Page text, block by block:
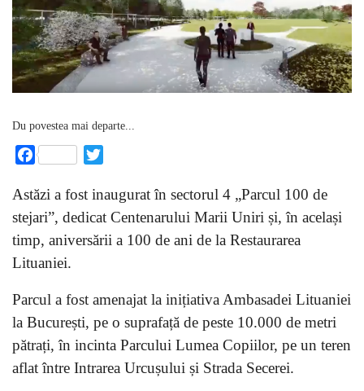
Du povestea mai departe...
Facebook
Astăzi a fost inaugurat în sectorul 4 „Parcul 100 de
stejari”, dedicat Centenarului Marii Uniri și, în același
timp, aniversării a 100 de ani de la Restaurarea
Lituaniei.
Parcul a fost amenajat la inițiativa Ambasadei Lituaniei
la București, pe o suprafață de peste 10.000 de metri
pătrați, în incinta Parcului Lumea Copiilor, pe un teren
aflat între Intrarea Urcușului și Strada Secerei.